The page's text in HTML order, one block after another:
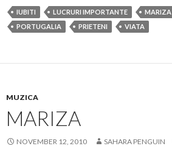
IUBITI LUCRURI IMPORTANTE MARIZA
PORTUGALIA
PRIETENI VIATA
MUZICA
MARIZA
NOVEMBER 12, 2010 SAHARA PENGUIN